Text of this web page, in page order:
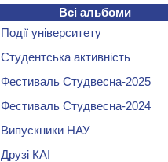
Всі альбоми
Події університету
Студентська активність
Фестиваль Студвесна-2025
Фестиваль Студвесна-2024
Випускники НАУ
Друзі КАІ